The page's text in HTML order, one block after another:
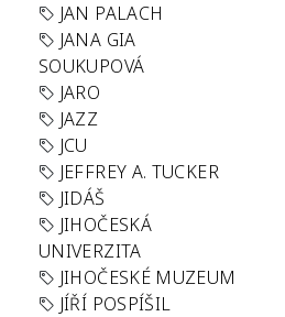
JAN PALACH
JANA GIA
SOUKUPOVÁ
JARO
JAZZ
JCU
JEFFREY A. TUCKER
JIDÁŠ
JIHOČESKÁ
UNIVERZITA
JIHOČESKÉ MUZEUM
JÍŘÍ POSPÍŠIL